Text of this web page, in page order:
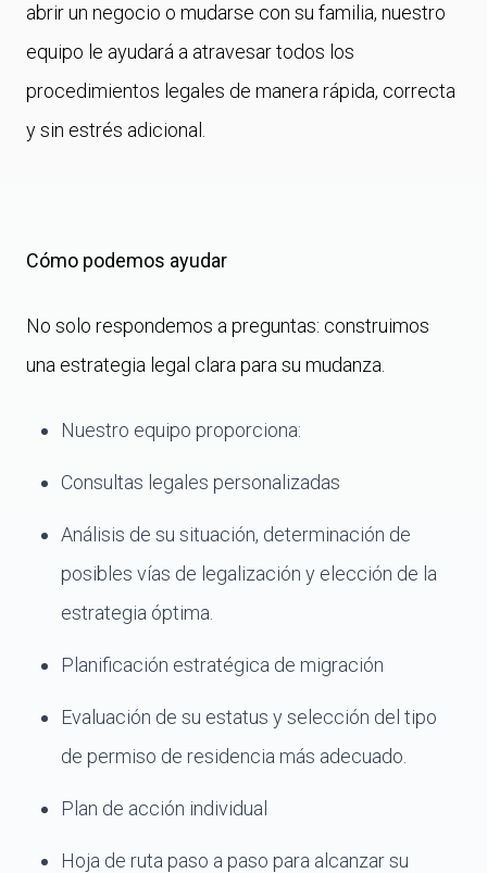
abrir un negocio o mudarse con su familia, nuestro
equipo le ayudará a atravesar todos los
procedimientos legales de manera rápida, correcta
y sin estrés adicional.
Cómo podemos ayudar
No solo respondemos a preguntas: construimos
una estrategia legal clara para su mudanza.
Nuestro equipo proporciona:
Consultas legales personalizadas
Análisis de su situación, determinación de
posibles vías de legalización y elección de la
estrategia óptima.
Planificación estratégica de migración
Evaluación de su estatus y selección del tipo
de permiso de residencia más adecuado.
Plan de acción individual
Hoja de ruta paso a paso para alcanzar su